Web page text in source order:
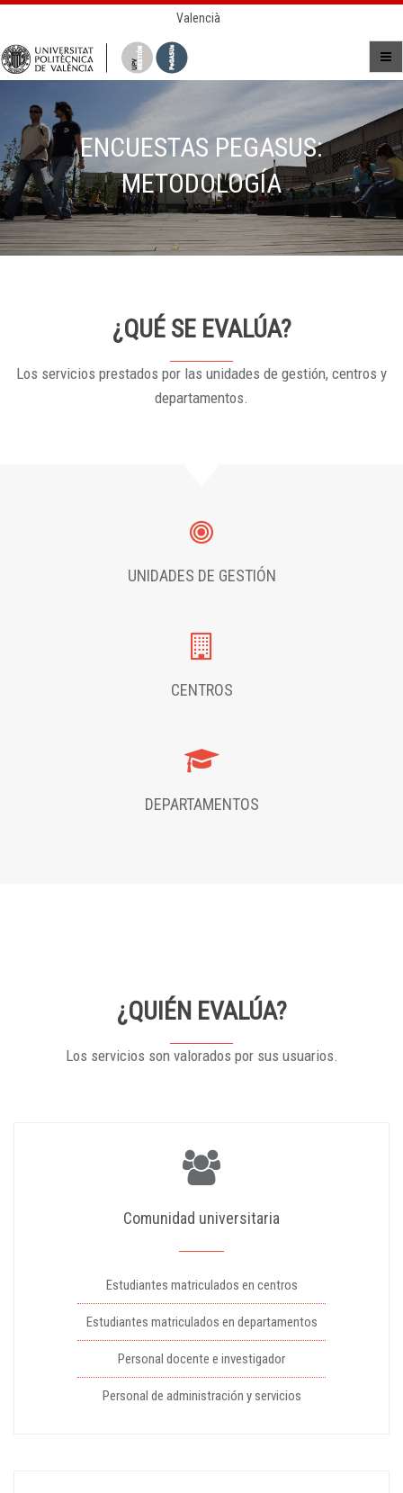
Valencià
ENCUESTAS PEGASUS:
METODOLOGÍA
¿QUÉ SE EVALÚA?
Los servicios prestados por las unidades de gestión, centros y
departamentos.
UNIDADES DE GESTIÓN
CENTROS
DEPARTAMENTOS
¿QUIÉN EVALÚA?
Los servicios son valorados por sus usuarios.
Comunidad universitaria
Estudiantes matriculados en centros
Estudiantes matriculados en departamentos
Personal docente e investigador
Personal de administración y servicios